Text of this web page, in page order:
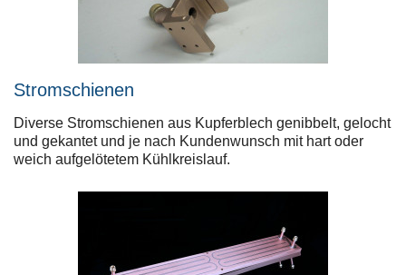
Stromschienen
Diverse Stromschienen aus Kupferblech genibbelt, gelocht
und gekantet und je nach Kundenwunsch mit hart oder
weich aufgelötetem Kühlkreislauf.